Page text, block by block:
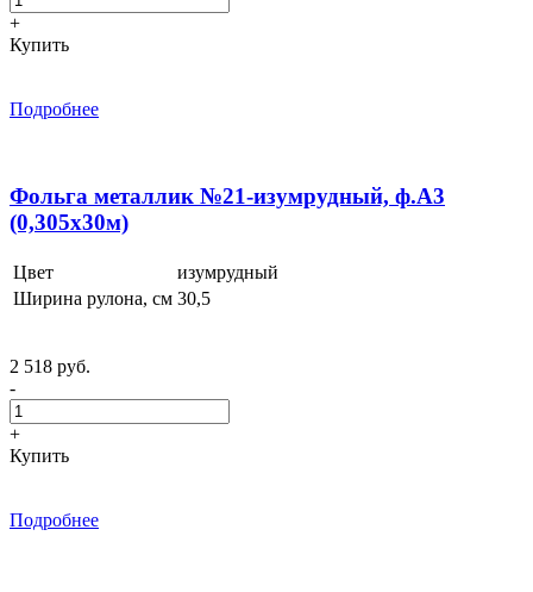
+
Купить
Подробнее
Фольга металлик №21-изумрудный, ф.А3
(0,305x30м)
Цвет
изумрудный
Ширина рулона, см 30,5
2 518 руб.
-
+
Купить
Подробнее